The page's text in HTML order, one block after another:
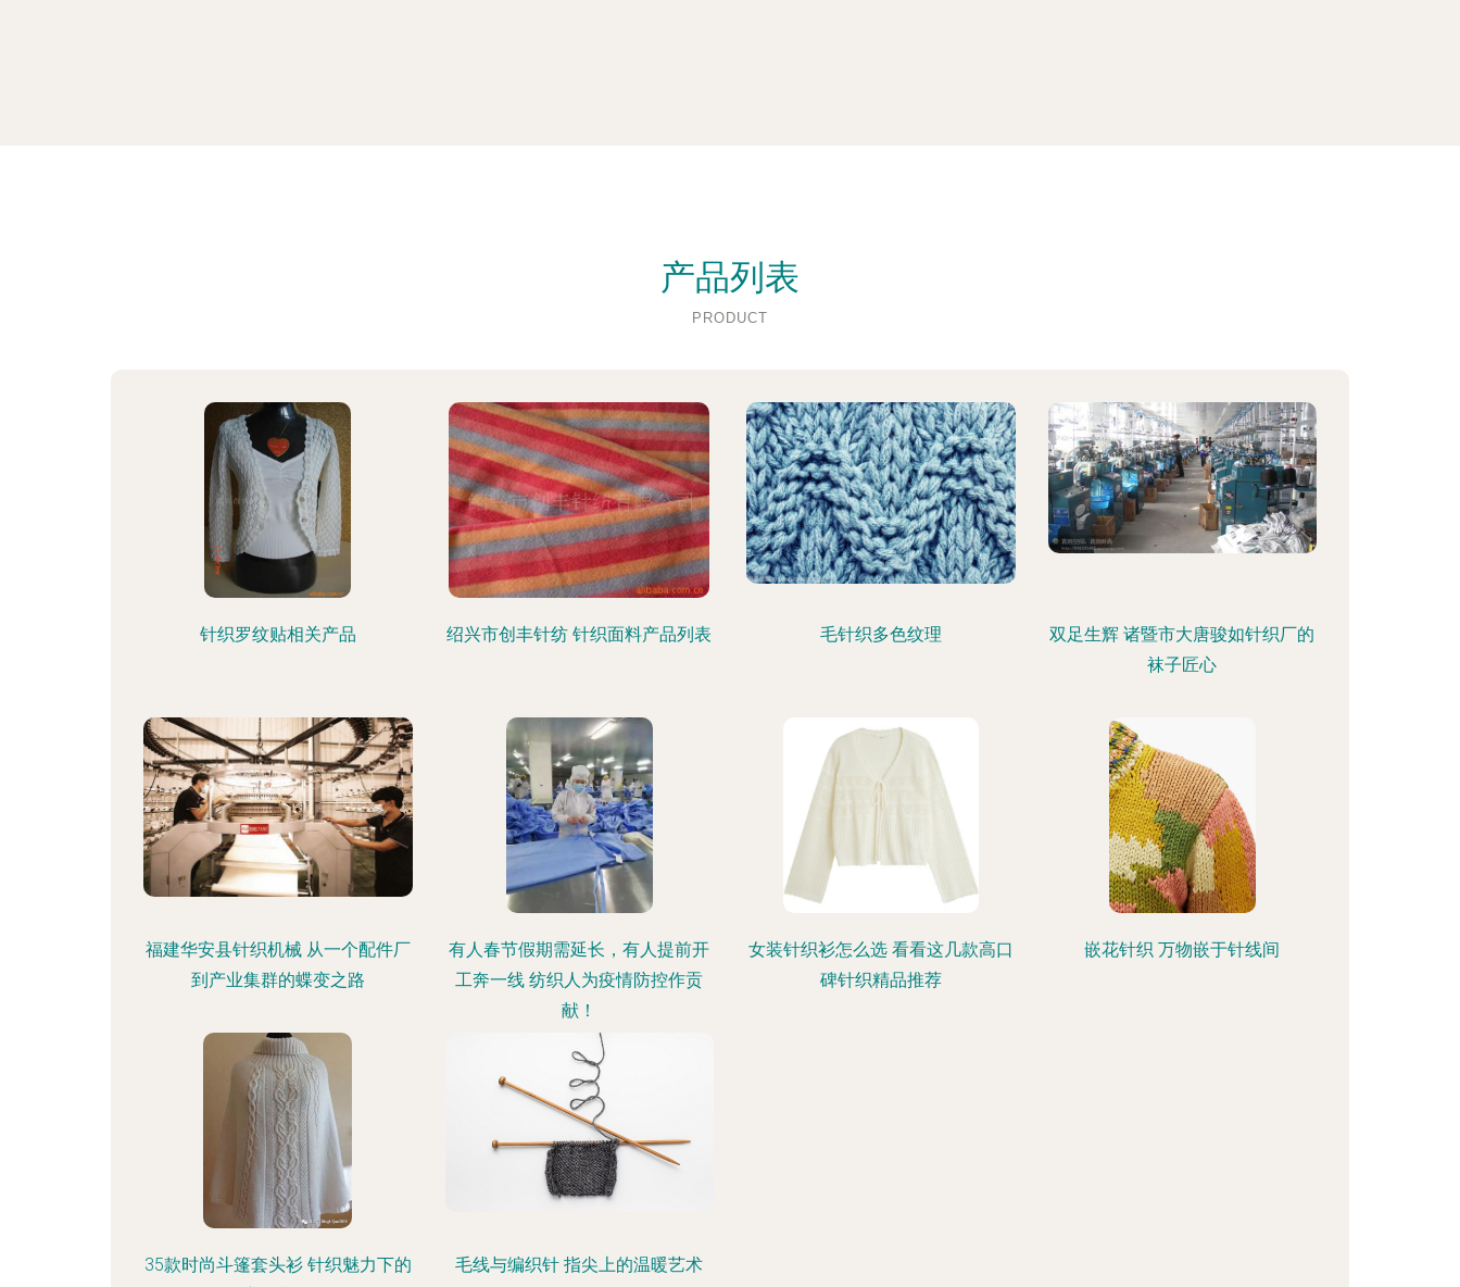
产品列表
PRODUCT
针织罗纹贴相关产品 绍兴市创丰针纺 针织面料产品列表 毛针织多色纹理
双足生辉 诸暨市大唐骏如针织厂的
袜子匠心
福建华安县针织机械 从一个配件厂
到产业集群的蝶变之路
有人春节假期需延长，有人提前开
工奔一线 纺织人为疫情防控作贡
献！
女装针织衫怎么选 看看这几款高口
碑针织精品推荐
嵌花针织 万物嵌于针线间
35款时尚斗篷套头衫 针织魅力下的
毛线与编织针 指尖上的温暖艺术